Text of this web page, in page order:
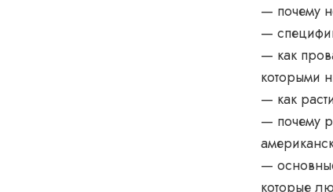
— почему
—
— как
которыми
— как
— почему
—
которые